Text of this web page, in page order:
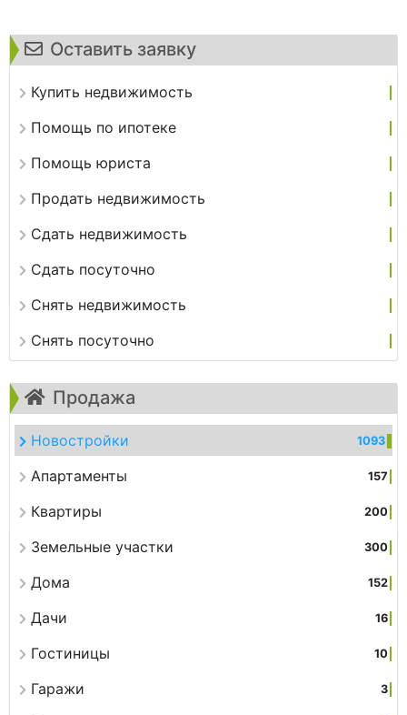
Оставить заявку
Купить недвижимость
Помощь по ипотеке
Помощь юриста
Продать недвижимость
Сдать недвижимость
Сдать посуточно
Снять недвижимость
Снять посуточно
Продажа
Новостройки 1093
Апартаменты 157
Квартиры 200
Земельные участки 300
Дома 152
Дачи 16
Гостиницы 10
Гаражи 3